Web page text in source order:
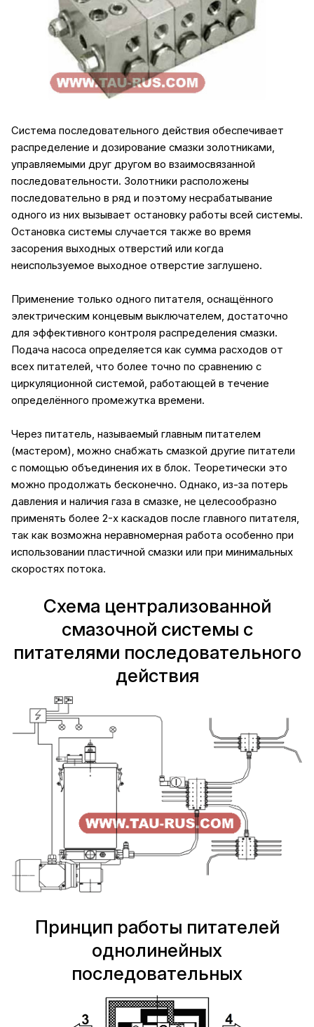
Система последовательного действия обеспечивает
распределение и дозирование смазки золотниками,
управляемыми друг другом во взаимосвязанной
последовательности. Золотники расположены
последовательно в ряд и поэтому несрабатывание
одного из них вызывает остановку работы всей системы.
Остановка системы случается также во время
засорения выходных отверстий или когда
неиспользуемое выходное отверстие заглушено.
Применение только одного питателя, оснащённого
электрическим концевым выключателем, достаточно
для эффективного контроля распределения смазки.
Подача насоса определяется как сумма расходов от
всех питателей, что более точно по сравнению с
циркуляционной системой, работающей в течение
определённого промежутка времени.
Через питатель, называемый главным питателем
(мастером), можно снабжать смазкой другие питатели
с помощью объединения их в блок. Теоретически это
можно продолжать бесконечно. Однако, из-за потерь
давления и наличия газа в смазке, не целесообразно
применять более 2-х каскадов после главного питателя,
так как возможна неравномерная работа особенно при
использовании пластичной смазки или при минимальных
скоростях потока.
Схема централизованной
смазочной системы с
питателями последовательного
действия
Принцип работы питателей
однолинейных
последовательных